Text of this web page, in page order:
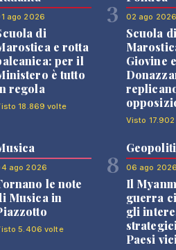
ago 2026
di
e rotta
per il
è tutto
regola
18.869 volte
3 02 ago 2026
Scuola di
Giovine e
Visto
ago 2026
le note
Musica in
5.406 volte
8 06 ago 2026
Il
guerra
gli
Paesi